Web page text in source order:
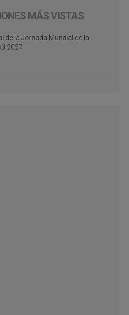
MÁS VISTAS
de la Jornada Mundial de la
2027